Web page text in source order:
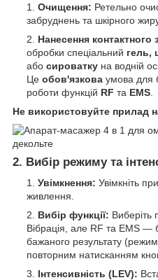
Очищення: Ретельно
забруднень та шкірного
Нанесення контактного
обробки спеціальний гель,
або сироватку на водній
Це обов'язкова умова для
роботи функцій RF та EMS
Не використовуйте прилад
2. Вибір режиму та
Увімкнення: Увімкніть
живлення.
Вибір функції: Виберіть
Вібрація, але RF та EMS —
бажаного результату
повторним натисканням
Інтенсивність (LEV):